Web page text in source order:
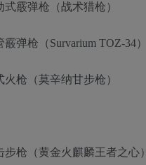
式霰弹枪（战术猎枪）
弹枪（Survarium TOZ-34）
火枪（莫辛纳甘步枪）
步枪（黄金火麒麟王者之心）